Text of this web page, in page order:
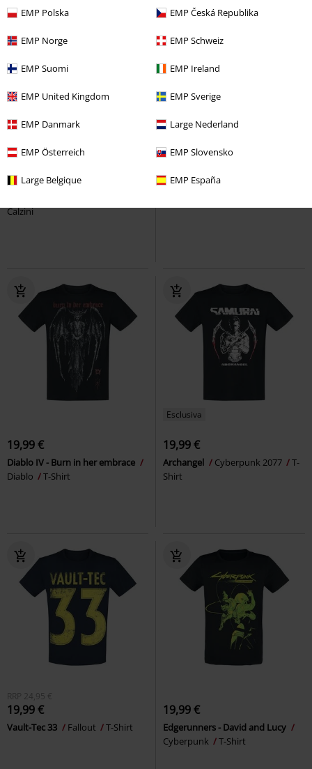
EMP Polska EMP Česká Republika
EMP Norge EMP Schweiz
EMP Suomi EMP Ireland
EMP United Kingdom EMP Sverige
EMP Danmark Large Nederland
EMP Österreich EMP Slovensko
Large Belgique EMP España
19,99 €
Calzini
19,99 €
19,99 €
Diablo IV - Burn in her embrace
Diablo
T-Shirt
Esclusiva
19,99 €
Archangel Cyberpunk 2077
T-
Shirt
RRP 24,95 €
19,99 €
Vault-Tec 33 Fallout T-Shirt
19,99 €
Edgerunners - David and Lucy
Cyberpunk
T-Shirt